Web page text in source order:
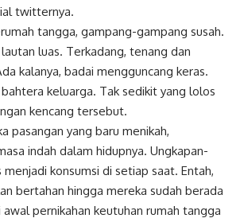
twitternya.
tangga, gampang-gampang susah.
luas. Terkadang, tenang dan
kalanya, badai mengguncang keras.
keluarga. Tak sedikit yang lolos
kencang tersebut.
pasangan yang baru menikah,
indah dalam hidupnya. Ungkapan-
konsumsi di setiap saat. Entah,
bertahan hingga mereka sudah berada
awal pernikahan keutuhan rumah tangga